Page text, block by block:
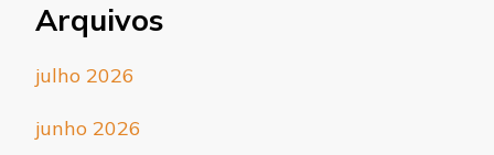
Arquivos
julho 2026
junho 2026